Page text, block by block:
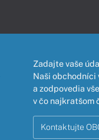
Zadajte vaše
Naši obchodníci
a zodpovedia
v čo najkratšom
Kontaktujte